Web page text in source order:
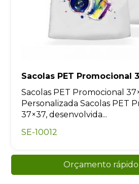
Sacolas PET Promocional
Sacolas PET Promocional
Personalizada Sacolas PET
37×37, desenvolvida...
SE-10012
Orçamento rápido